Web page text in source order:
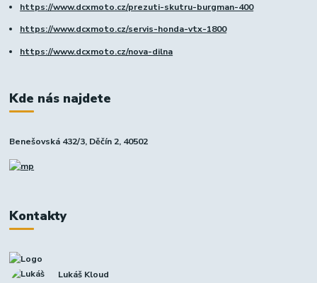
https://www.dcxmoto.cz/prezuti-skutru-burgman-400
https://www.dcxmoto.cz/servis-honda-vtx-1800
https://www.dcxmoto.cz/nova-dilna
Kde nás najdete
Benešovská 432/3, Děčín 2, 40502
Kontakty
Lukáš Kloud